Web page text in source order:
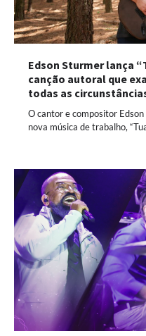
Edson Sturmer lança
canção autoral que
todas as
O cantor e compositor
nova música de trabalho,